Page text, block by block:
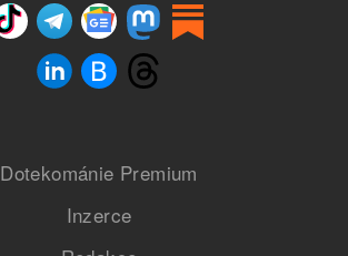
Dotekománie Premium
Inzerce